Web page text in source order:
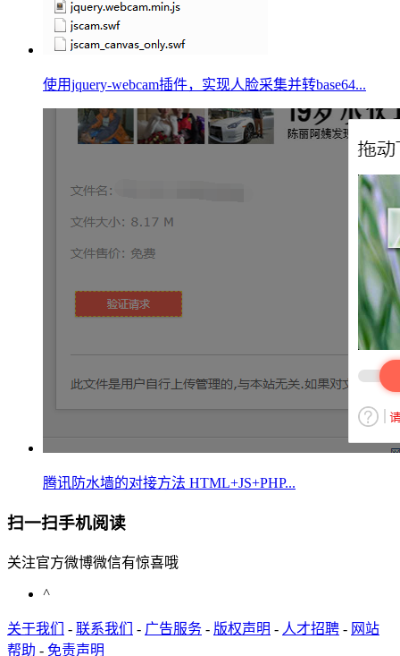
使用jquery-webcam插件，实现人脸采集并转base64...
腾讯防水墙的对接方法 HTML+JS+PHP...
扫一扫手机阅读
关注官方微博微信有惊喜哦
^
关于我们 - 联系我们 - 广告服务 - 版权声明 - 人才招聘 - 网站
帮助 - 免责声明